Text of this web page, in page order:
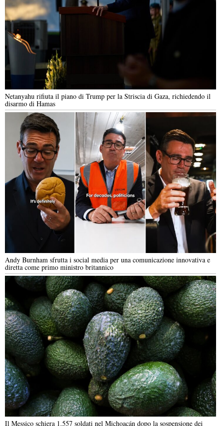
Netanyahu rifiuta il piano di Trump per la Striscia di Gaza, richiedendo il
disarmo di Hamas
Andy Burnham sfrutta i social media per una comunicazione innovativa e
diretta come primo ministro britannico
Il Messico schiera 1.557 soldati nel Michoacán dopo la sospensione dei